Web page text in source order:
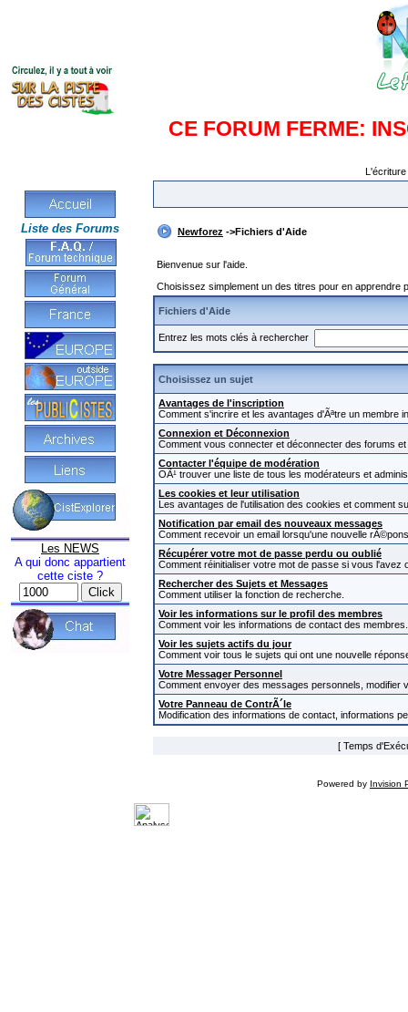
CE FORUM FERME:
Liste des Forums
Les NEWS
A qui donc appartient
cette ciste ?
Newforez ->Fichiers d'Aide
Bienvenue sur l'aide.
Choisissez simplement un des titres pour en
Fichiers d'Aide
Entrez les mots clés à rechercher
Choisissez un sujet
Avantages de l'inscription
Comment s'incrire et les avantages d'Ãªtre un membre
Connexion et Déconnexion
Comment vous connecter et déconnecter des forums
Contacter l'équipe de modération
OÃ¹ trouver une liste de tous les modérateurs et
Les cookies et leur utilisation
Les avantages de l'utilisation des cookies et comment
Notification par email des nouveaux messages
Comment recevoir un email lorsqu'une nouvelle
Récupérer votre mot de passe perdu ou oublié
Comment réinitialiser votre mot de passe si vous l'avez
Rechercher des Sujets et Messages
Comment utiliser la fonction de recherche.
Voir les informations sur le profil des membres
Comment voir les informations de contact des membres.
Voir les sujets actifs du jour
Comment voir tous le sujets qui ont une nouvelle
Votre Messager Personnel
Comment envoyer des messages personnels,
Votre Panneau de ContrÃ´le
Modification des informations de contact, informations
[ Temps
Powered by Invision